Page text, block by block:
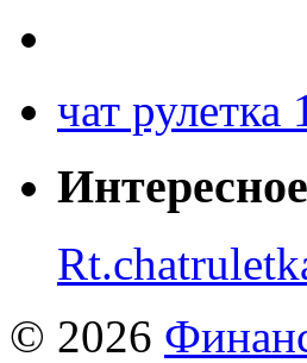
чат
Интересное
© 2026